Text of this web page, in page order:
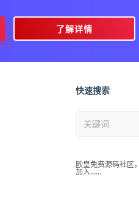
了解详情
快速搜索
欧皇免费源码社区
加入……